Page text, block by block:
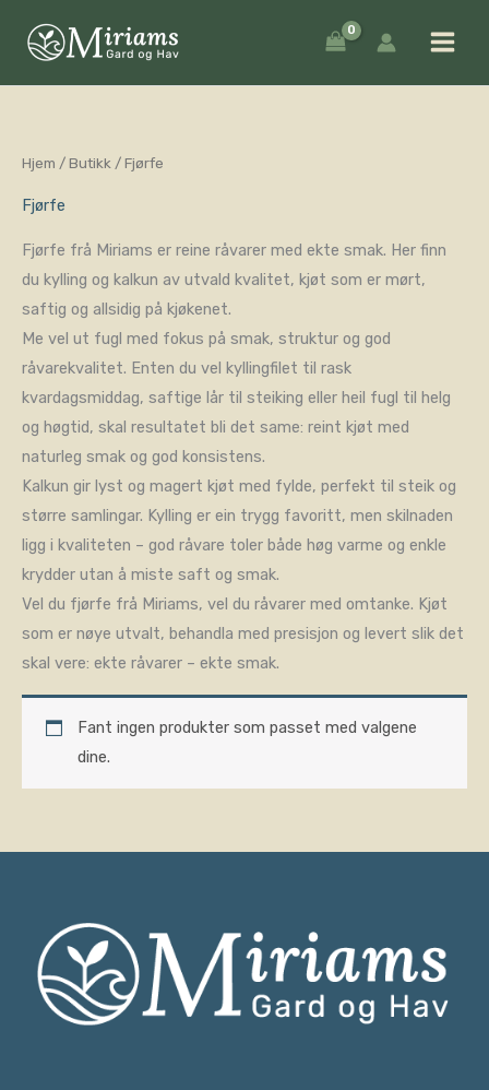
rett
Hjem /Butikk / Fjørfe
Fjørfe
Fjørfe frå Miriams er reine råvarer med ekte smak. Her finn
du kylling og kalkun av utvald kvalitet, kjøt som er mørt,
saftig og allsidig på kjøkenet.
Me vel ut fugl med fokus på smak, struktur og god
råvarekvalitet. Enten du vel kyllingfilet til rask
kvardagsmiddag, saftige lår til steiking eller heil fugl til helg
og høgtid, skal resultatet bli det same: reint kjøt med
naturleg smak og god konsistens.
Kalkun gir lyst og magert kjøt med fylde, perfekt til steik og
større samlingar. Kylling er ein trygg favoritt, men skilnaden
ligg i kvaliteten – god råvare toler både høg varme og enkle
krydder utan å miste saft og smak.
Vel du fjørfe frå Miriams, vel du råvarer med omtanke. Kjøt
som er nøye utvalt, behandla med presisjon og levert slik det
skal vere: ekte råvarer – ekte smak.
Fant ingen produkter som passet med valgene
dine.